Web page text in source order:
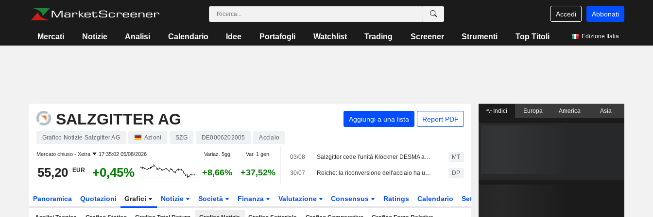
Accedi Abbonati
Mercati Notizie Analisi Calendario Idee Portafogli Watchlist Trading Screener Strumenti Top Titoli Edizione Italia
SALZGITTER AG Aggiungi a una lista Report PDF
Grafico Notizie Salzgitter AG Azioni SZG DE0006202005 Acciaio
Mercato chiuso - Xetra 17:35:02 05/08/2026 Variaz. 5gg Var. 1 gen.
55,20 EUR +0,45% +8,66% +37,52%
03/08 Salzgitter cede l'unità Klöckner DESMA a seguito di una revisione strategica MT
30/07 Reiche: la riconversione dell'acciaio ha un impatto su molti settori DP
Panoramica Quotazioni Grafici Notizie Società Finanza Valutazione Consensus Ratings Calendario Settore
Indici Europa America Asia